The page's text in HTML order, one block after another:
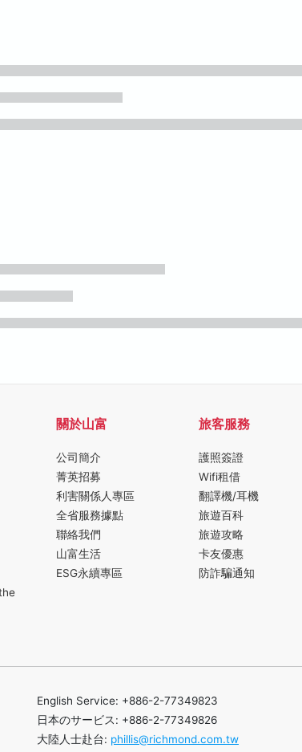
關於山富
公司簡介
菁英招募
利害關係人專區
全省服務據點
聯絡我們
山富生活
ESG永續專區
旅客服務
護照簽證
Wifi租借
翻譯機/耳機
旅遊百科
旅遊攻略
卡友優惠
防詐騙通知
English Service: +886-2-77349823
日本のサービス: +886-2-77349826
大陸人士赴台: phillis@richmond.com.tw